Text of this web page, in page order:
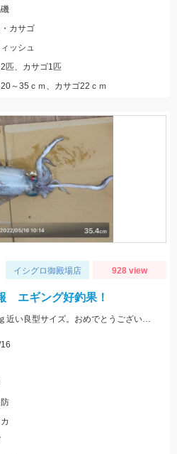
カサゴ
ッシュ
匹、カサゴ1匹
～35ｃｍ、カサゴ22ｃｍ
イシグロ御殿場店 928 view
エギング好釣果！
お客様からの釣り情報です。２ｋｇ近い良型サイズ。おめでとうございます。